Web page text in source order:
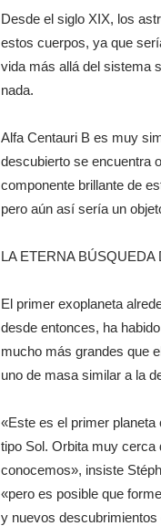
Desde el siglo XIX, los
estos cuerpos, ya que
vida más allá del sistema
nada.
Alfa Centauri B es muy
descubierto se encuentra
componente brillante de
pero aún así sería un
LA ETERNA
El primer exoplaneta
desde entonces, ha
mucho más grandes que
uno de masa similar a la
«Este es el primer planeta
tipo Sol. Orbita muy cerca
conocemos», insiste
«pero es posible que
y nuevos